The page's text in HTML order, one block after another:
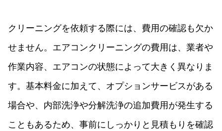
クリーニングを依頼する際には、費用の確認も欠か
せません。エアコンクリーニングの費用は、業者や
作業内容、エアコンの状態によって大きく異なりま
す。基本料金に加えて、オプションサービスがある
場合や、内部洗浄や分解洗浄の追加費用が発生する
こともあるため、事前にしっかりと見積もりを確認